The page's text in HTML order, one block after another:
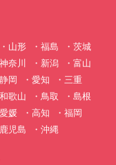
山形 福島
茨城
神奈川 新潟
富山
静岡 愛知
三重
和歌山 鳥取
島根
愛媛 高知
福岡
鹿児島 沖縄